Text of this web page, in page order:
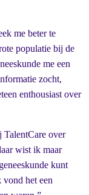
me beter te
populatie bij de
me een
zocht,
enthousiast over
TalentCare over
wist ik maar
kunt
het een